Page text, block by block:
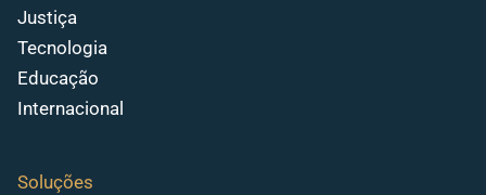
Justiça
Tecnologia
Educação
Internacional
Soluções